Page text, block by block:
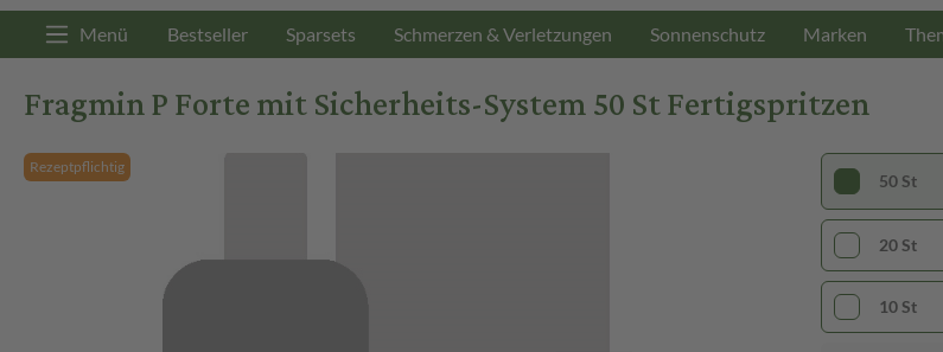
Menü Bestseller Sparsets Schmerzen & Verletzungen Sonnenschutz Marken
Fragmin P Forte mit Sicherheits-System 50 St Fertigspritzen
Rezeptpflichtig
50 St
20 St
10 St